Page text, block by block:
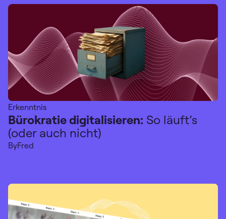
Erkenntnis
Bürokratie digitalisieren: So läuft’s
(oder auch nicht)
ByFred